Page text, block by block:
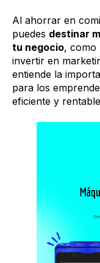
Al ahorrar en
puedes destinar
tu negocio, como
invertir en
entiende la
para los
eficiente y